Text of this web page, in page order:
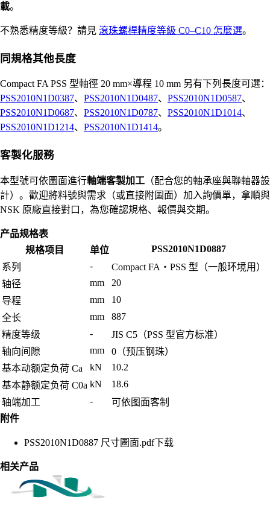
載。
不熟悉精度等級？請見 滾珠螺桿精度等級 C0–C10 怎麼選。
同規格其他長度
Compact FA PSS 型軸徑 20 mm×導程 10 mm 另有下列長度可選：
PSS2010N1D0387、 PSS2010N1D0487、 PSS2010N1D0587、
PSS2010N1D0687、 PSS2010N1D0787、 PSS2010N1D1014、
PSS2010N1D1214、 PSS2010N1D1414。
客製化服務
本型號可依圖面進行軸端客製加工 （配合您的軸承座與聯軸器設
計）。歡迎將料號與需求（或直接附圖面）加入詢價單，拿順與
NSK 原廠直接對口，為您確認規格、報價與交期。
产品规格表
规格项目
单位
PSS2010N1D0887
系列
-
Compact FA・PSS 型（一般环境用）
轴径
mm
20
导程
mm
10
全长
mm
887
精度等级
-
JIS C5（PSS 型官方标准）
轴向间隙
mm
0（预压钢珠）
基本动额定负荷 Ca
kN
10.2
基本静额定负荷 C0a kN
18.6
轴端加工
-
可依图面客制
附件
PSS2010N1D0887 尺寸圖面.pdf下载
相关产品